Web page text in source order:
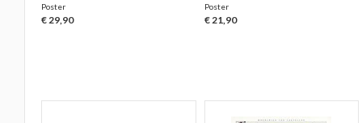
Poster
€ 29,90
Poster
€ 21,90